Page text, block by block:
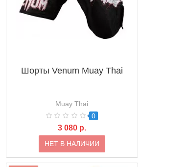
Шорты Venum Muay Thai
Muay Thai
0
3 080 р.
НЕТ В НАЛИЧИИ